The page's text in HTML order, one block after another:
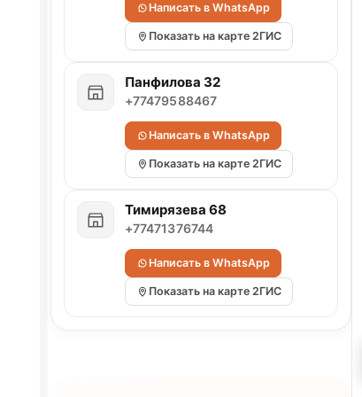
Написать в WhatsApp
Показать на карте 2ГИС
Панфилова 32
+77479588467
Написать в WhatsApp
Показать на карте 2ГИС
Тимирязева 68
+77471376744
Написать в WhatsApp
Показать на карте 2ГИС